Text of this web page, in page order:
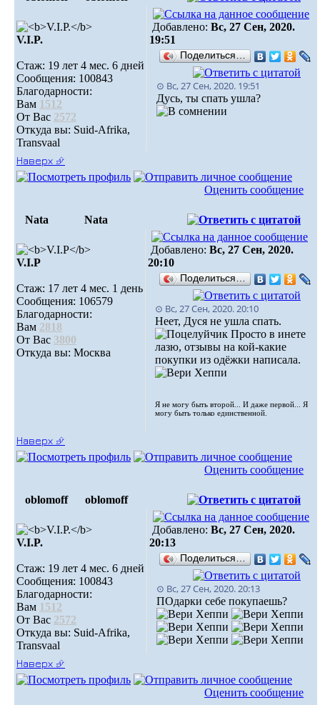
V.I.P.
Стаж: 19 лет 4 мес. 6 дней
Сообщения: 100843
Благодарности:
Вам 1512
От Вас 2572
Откуда вы: Suid-Afrika,
Transvaal
Добавлено: Вс, 27 Сен, 2020.
19:51
Поделиться…
⊙ Вс, 27 Сен, 2020. 19:51
Дусь, ты спать ушла?
Наверх ⮵
Оценить сообщение
Nata Nata
V.I.Р
Стаж: 17 лет 4 мес. 1 день
Сообщения: 106579
Благодарности:
Вам 2818
От Вас 3800
Откуда вы: Москва
Добавлено: Вс, 27 Сен, 2020.
20:10
Поделиться…
⊙ Вс, 27 Сен, 2020. 20:10
Неет, Дуся не ушла спать.
Просто в инете
лазю, отзывы на кой-какие
покупки из одёжки написала.
Я не могу быть второй... И даже первой... Я
могу быть только единственной.
Наверх ⮵
Оценить сообщение
oblomoff oblomoff
V.I.P.
Стаж: 19 лет 4 мес. 6 дней
Сообщения: 100843
Благодарности:
Вам 1512
От Вас 2572
Откуда вы: Suid-Afrika,
Transvaal
Добавлено: Вс, 27 Сен, 2020.
20:13
Поделиться…
⊙ Вс, 27 Сен, 2020. 20:13
ПОдарки себе покупаешь?
Наверх ⮵
Оценить сообщение